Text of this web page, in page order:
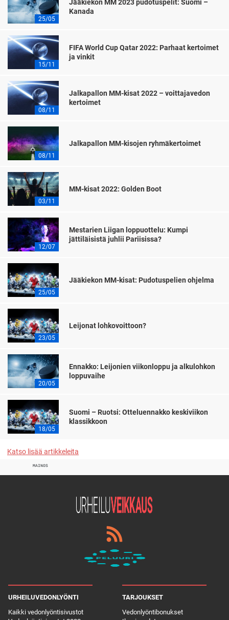
25/05
Jääkiekon MM 2023 pudotuspelit: Suomi –
Kanada
15/11
FIFA World Cup Qatar 2022: Parhaat kertoimet
ja vinkit
08/11
Jalkapallon MM-kisat 2022 – voittajavedon
kertoimet
08/11
Jalkapallon MM-kisojen ryhmäkertoimet
03/11
MM-kisat 2022: Golden Boot
12/07
Mestarien Liigan loppuottelu: Kumpi
jättiläisistä juhlii Pariisissa?
25/05
Jääkiekon MM-kisat: Pudotuspelien ohjelma
23/05
Leijonat lohkovoittoon?
20/05
Ennakko: Leijonien viikonloppu ja alkulohkon
loppuvaihe
18/05
Suomi – Ruotsi: Otteluennakko keskiviikon
klassikkoon
Katso lisää artikkeleita
MAINOS
URHEILUVEDONLYÖNTI
Kaikki vedonlyöntisivustot
TARJOUKSET
Vedonlyöntibonukset